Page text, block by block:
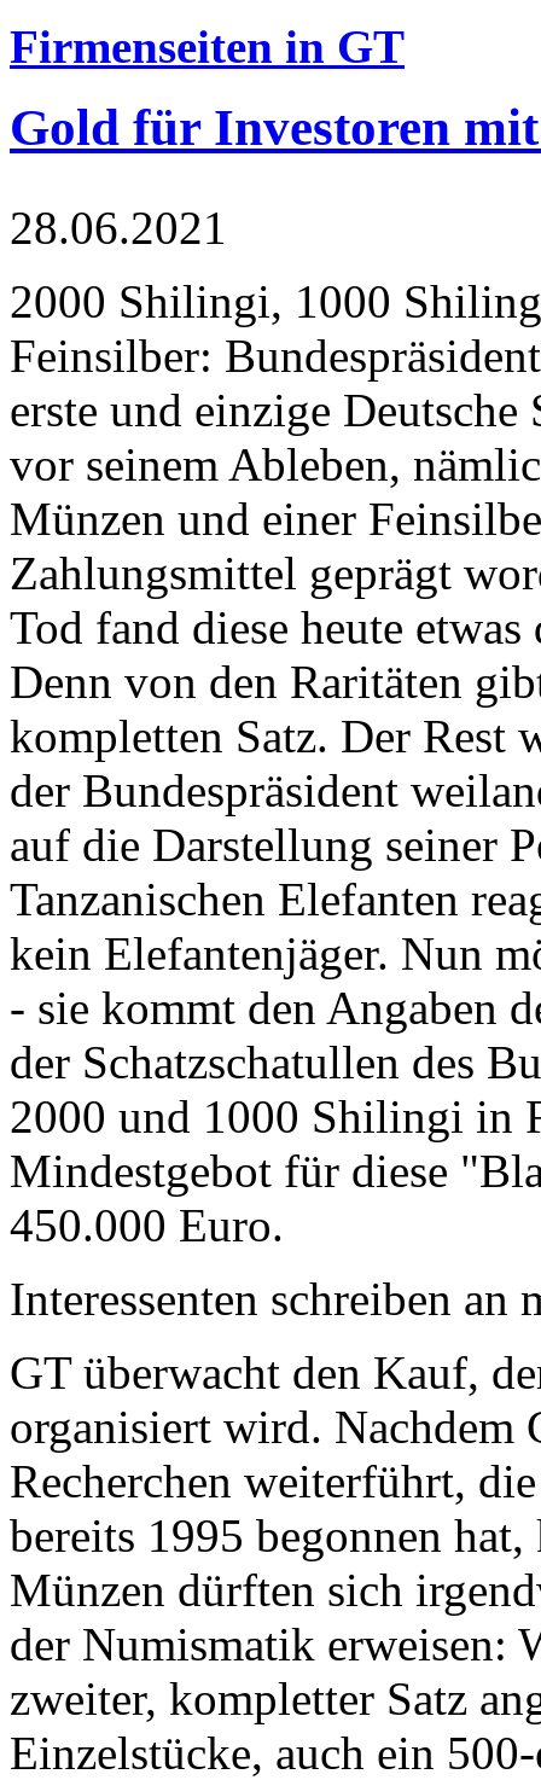
Firmenseiten in GT
Gold für Investoren
28.06.2021
2000 Shilingi, 1000
Feinsilber:
erste und einzige Deutsche
vor seinem Ableben,
Münzen und einer
Zahlungsmittel geprägt
Tod fand diese heute
Denn von den Raritäten
kompletten Satz. Der Rest
der Bundespräsident
auf die Darstellung seiner
Tanzanischen Elefanten
kein Elefantenjäger. Nun
- sie kommt den Angaben
der Schatzschatullen des
2000 und 1000 Shilingi in
Mindestgebot für diese
450.000 Euro.
Interessenten schreiben
GT überwacht den Kauf,
organisiert wird. Nachdem
Recherchen weiterführt,
bereits 1995 begonnen
Münzen dürften sich
der Numismatik erweisen:
zweiter, kompletter Satz
Einzelstücke, auch ein